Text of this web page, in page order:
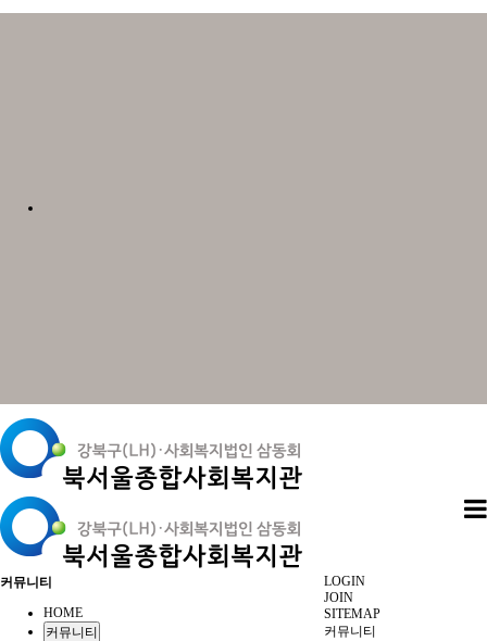
LOGIN
JOIN
SITEMAP
커뮤니티
커뮤니티
HOME
커뮤니티